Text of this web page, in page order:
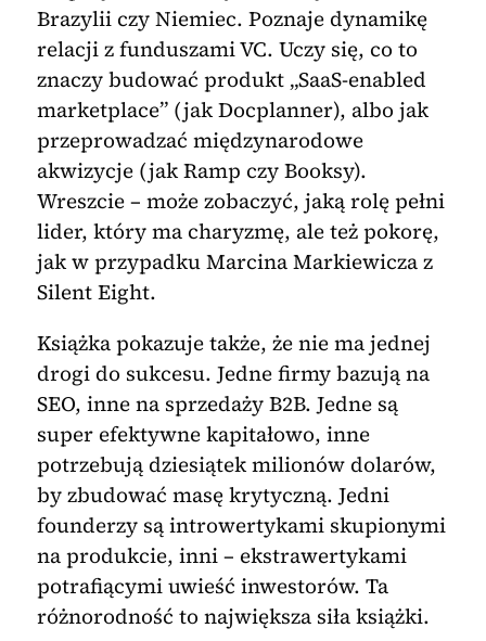
Brazylii czy Niemiec. Poznaje dynamikę
relacji z funduszami VC. Uczy się, co to
znaczy budować produkt „SaaS-enabled
marketplace” (jak Docplanner), albo jak
przeprowadzać międzynarodowe
akwizycje (jak Ramp czy Booksy).
Wreszcie – może zobaczyć, jaką rolę pełni
lider, który ma charyzmę, ale też pokorę,
jak w przypadku Marcina Markiewicza z
Silent Eight.
Książka pokazuje także, że nie ma jednej
drogi do sukcesu. Jedne firmy bazują na
SEO, inne na sprzedaży B2B. Jedne są
super efektywne kapitałowo, inne
potrzebują dziesiątek milionów dolarów,
by zbudować masę krytyczną. Jedni
founderzy są introwertykami skupionymi
na produkcie, inni – ekstrawertykami
potrafiącymi uwieść inwestorów. Ta
różnorodność to największa siła książki.